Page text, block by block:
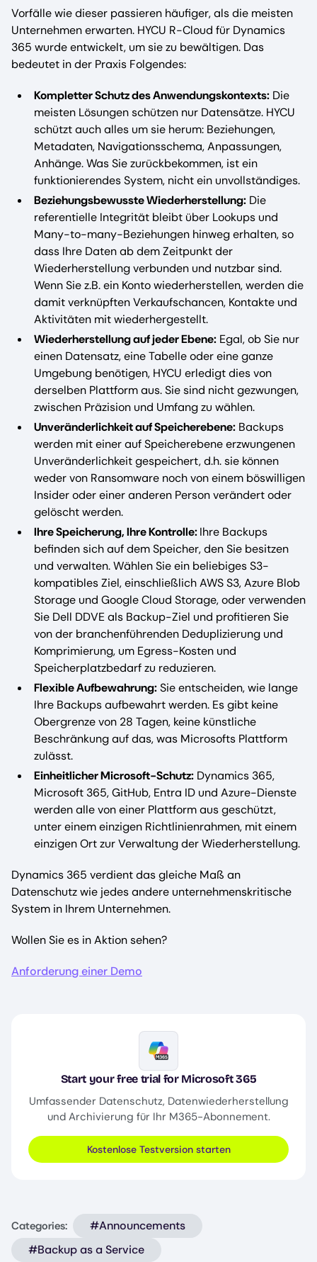
Vorfälle wie dieser passieren häufiger, als die meisten
Unternehmen erwarten. HYCU R-Cloud für Dynamics
365 wurde entwickelt, um sie zu bewältigen. Das
bedeutet in der Praxis Folgendes:
Kompletter Schutz des Anwendungskontexts: Die
meisten Lösungen schützen nur Datensätze. HYCU
schützt auch alles um sie herum: Beziehungen,
Metadaten, Navigationsschema, Anpassungen,
Anhänge. Was Sie zurückbekommen, ist ein
funktionierendes System, nicht ein unvollständiges.
Beziehungsbewusste Wiederherstellung: Die
referentielle Integrität bleibt über Lookups und
Many-to-many-Beziehungen hinweg erhalten, so
dass Ihre Daten ab dem Zeitpunkt der
Wiederherstellung verbunden und nutzbar sind.
Wenn Sie z.B. ein Konto wiederherstellen, werden die
damit verknüpften Verkaufschancen, Kontakte und
Aktivitäten mit wiederhergestellt.
Wiederherstellung auf jeder Ebene: Egal, ob Sie nur
einen Datensatz, eine Tabelle oder eine ganze
Umgebung benötigen, HYCU erledigt dies von
derselben Plattform aus. Sie sind nicht gezwungen,
zwischen Präzision und Umfang zu wählen.
Unveränderlichkeit auf Speicherebene: Backups
werden mit einer auf Speicherebene erzwungenen
Unveränderlichkeit gespeichert, d.h. sie können
weder von Ransomware noch von einem böswilligen
Insider oder einer anderen Person verändert oder
gelöscht werden.
Ihre Speicherung, Ihre Kontrolle:Ihre Backups
befinden sich auf dem Speicher, den Sie besitzen
und verwalten. Wählen Sie ein beliebiges S3-
kompatibles Ziel, einschließlich AWS S3, Azure Blob
Storage und Google Cloud Storage, oder verwenden
Sie Dell DDVE als Backup-Ziel und profitieren Sie
von der branchenführenden Deduplizierung und
Komprimierung, um Egress-Kosten und
Speicherplatzbedarf zu reduzieren.
Flexible Aufbewahrung:Sie entscheiden, wie lange
Ihre Backups aufbewahrt werden. Es gibt keine
Obergrenze von 28 Tagen, keine künstliche
Beschränkung auf das, was Microsofts Plattform
zulässt.
Einheitlicher Microsoft-Schutz: Dynamics 365,
Microsoft 365, GitHub, Entra ID und Azure-Dienste
werden alle von einer Plattform aus geschützt,
unter einem einzigen Richtlinienrahmen, mit einem
einzigen Ort zur Verwaltung der Wiederherstellung.
Dynamics 365 verdient das gleiche Maß an
Datenschutz wie jedes andere unternehmenskritische
System in Ihrem Unternehmen.
Wollen Sie es in Aktion sehen?
Anforderung einer Demo
Image
Start your free trial for Microsoft 365
Umfassender Datenschutz, Datenwiederherstellung
und Archivierung für Ihr M365-Abonnement.
Kostenlose Testversion starten
Categories:
#Announcements
#Backup as a Service